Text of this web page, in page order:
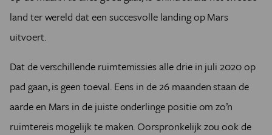
land ter wereld dat een succesvolle landing op Mars
uitvoert.
Dat de verschillende ruimtemissies alle drie in juli 2020 op
pad gaan, is geen toeval. Eens in de 26 maanden staan de
aarde en Mars in de juiste onderlinge positie om zo’n
ruimtereis mogelijk te maken. Oorspronkelijk zou ook de